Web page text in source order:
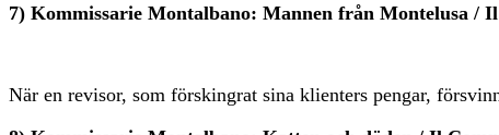
7) Kommissarie Montalbano: Mannen från Montelusa /
När en revisor, som förskingrat sina klienters pengar,